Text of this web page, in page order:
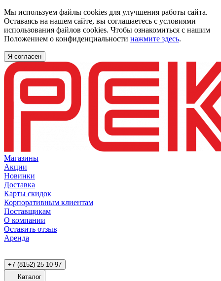
Мы используем файлы cookies для улучшения работы сайта.
Оставаясь на нашем сайте, вы соглашаетесь с условиями
использования файлов cookies. Чтобы ознакомиться с нашим
Положением о конфиденциальности нажмите здесь.
Я согласен
Магазины
Акции
Новинки
Доставка
Карты скидок
Корпоративным клиентам
Поставщикам
О компании
Оставить отзыв
Аренда
+7 (8152) 25-10-97
Каталог